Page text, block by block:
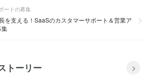
ートの募集
を支える！SaaSのカスタマーサポート＆営業ア
集
トーリー